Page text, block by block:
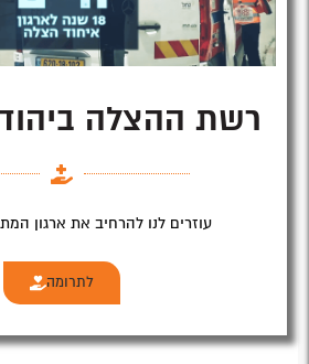
רשת ההצלה
עוזרים לנו להרחיב את ארגון
לתרומה